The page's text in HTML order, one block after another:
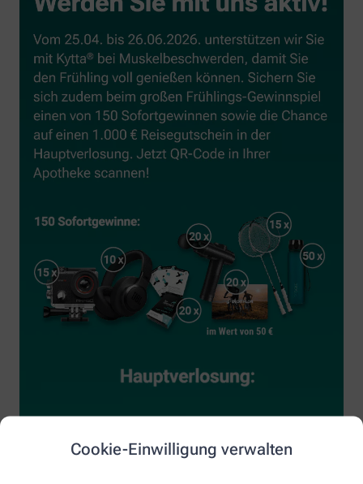
Cookie-Einwilligung verwalten